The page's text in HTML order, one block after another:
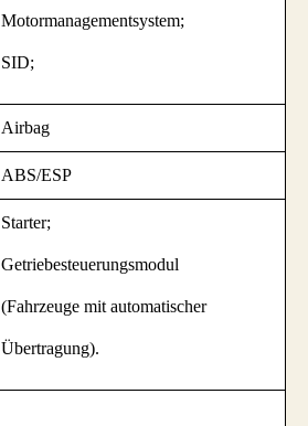
Motormanagementsystem;
SID;
Airbag
ABS/ESP
Starter;
Getriebesteuerungsmodul
(Fahrzeuge mit automatischer
Übertragung).